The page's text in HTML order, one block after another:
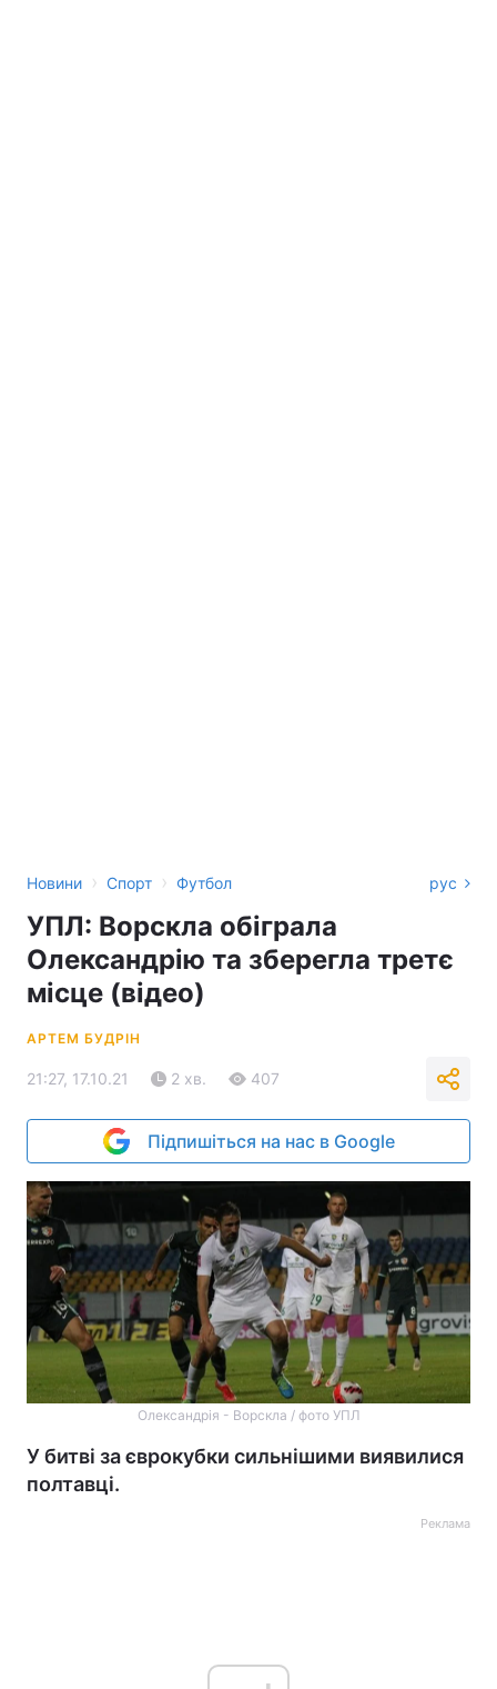
Новини › Спорт › Футбол рус
УПЛ: Ворскла обіграла
Олександрію та зберегла третє
місце (відео)
АРТЕМ БУДРІН
21:27, 17.10.21 2 хв. 407
Підпишіться на нас в Google
Олександрія - Ворскла / фото УПЛ
У битві за єврокубки сильнішими виявилися
полтавці.
Реклама